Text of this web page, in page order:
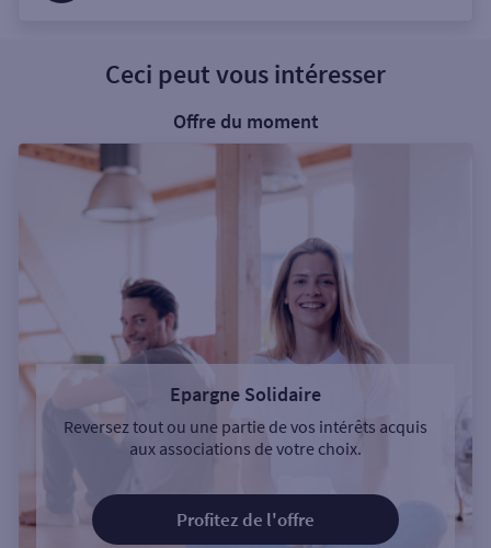
Ceci peut vous intéresser
Offre du moment
Epargne Solidaire
Reversez tout ou une partie de vos intérêts acquis
aux associations de votre choix.
Profitez de l'offre